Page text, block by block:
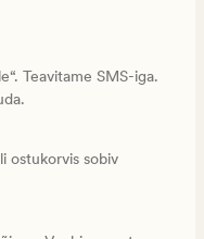
Teavitame SMS-iga.
ostukorvis sobiv